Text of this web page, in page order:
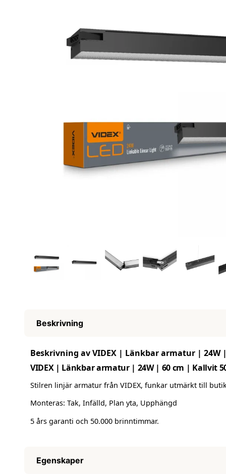
Beskrivning
Beskrivning av VIDEX | Länkbar armatur | 24W
VIDEX | Länkbar armatur | 24W | 60 cm | Kallvit
Stilren linjär armatur från VIDEX, funkar utmärkt till
Monteras: Tak, Infälld, Plan yta, Upphängd
5 års garanti och 50.000 brinntimmar.
Egenskaper